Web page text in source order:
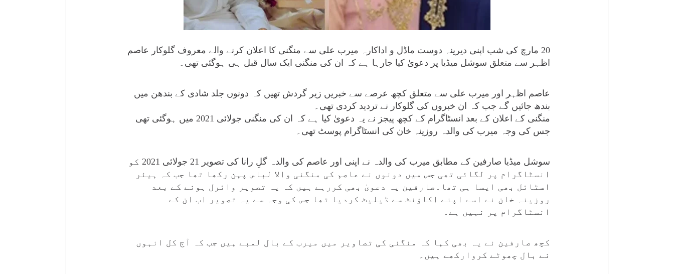
20 مارچ کی شب اپنی دیرینہ دوست ماڈل و اداکارہ میرب علی سے منگنی کا اعلان کرنے والے معروف گلوکار عاصم
اظہر سے متعلق سوشل میڈیا پر دعویٰ کیا جارہا ہے کہ ان کی منگنی ایک سال قبل ہی ہوگئی تھی۔
عاصم اظہر اور میرب علی سے متعلق کچھ عرصے سے خبریں زیر گردش تھیں کہ دونوں جلد شادی کے بندھن میں
بندھ جائیں گے جب کہ ان خبروں کی گلوکار نے تردید کردی تھی۔
منگنی کے اعلان کے بعد انسٹاگرام کے کچھ پیجز نے یہ دعویٰ کیا ہے کہ ان کی منگنی جولائی 2021 میں ہوگئی تھی
جس کی وجہ میرب کی والدہ روزینہ خان کی انسٹاگرام پوسٹ تھی۔
سوشل میڈیا صارفین کے مطابق میرب کی والدہ نے اپنی اور عاصم کی والدہ گلِ رانا کی تصویر 21 جولائی 2021 کو
انسٹاگرام پر لگائی تھی جس میں دونوں نے عاصم کی منگنی والا لباس پہن رکھا تھا جب کہ ہیئر
اسٹائل بھی ایسا ہی تھا۔صارفین یہ دعویٰ بھی کررہے ہیں کہ یہ تصویر وائرل ہونے کے بعد
روزینہ خان نے اسے اپنے اکاؤنٹ سے ڈیلیٹ کردیا تھا جس کی وجہ سے یہ تصویر اب ان کے
انسٹاگرام پر نہیں ہے۔
کچھ صارفین نے یہ بھی کہا کہ منگنی کی تصاویر میں میرب کے بال لمبے ہیں جب کہ آج کل انہوں
نے بال چھوٹے کروارکھے ہیں۔